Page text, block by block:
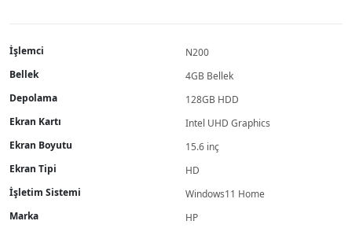
İşlemci
N200
Bellek
4GB Bellek
Depolama
128GB HDD
Ekran Kartı
Intel UHD Graphics
Ekran Boyutu
15.6 inç
Ekran Tipi
HD
İşletim Sistemi
Windows11 Home
Marka
HP